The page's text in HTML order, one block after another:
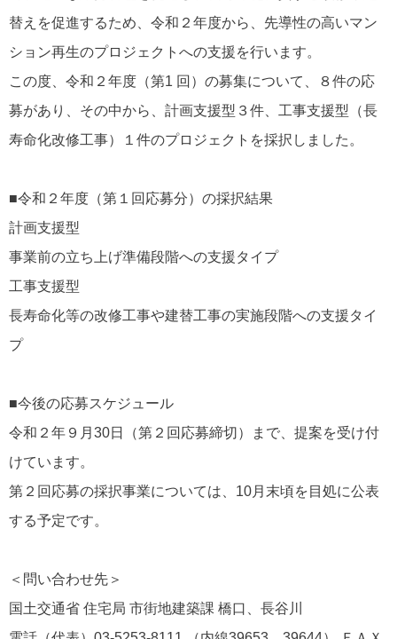
替えを促進するため、令和２年度から、先導性の高いマン
ション再生のプロジェクトへの支援を行います。
この度、令和２年度（第1 回）の募集について、８件の応
募があり、その中から、計画支援型３件、工事支援型（長
寿命化改修工事）１件のプロジェクトを採択しました。
■令和２年度（第１回応募分）の採択結果
計画支援型
事業前の立ち上げ準備段階への支援タイプ
工事支援型
長寿命化等の改修工事や建替工事の実施段階への支援タイ
プ
■今後の応募スケジュール
令和２年９月30日（第２回応募締切）まで、提案を受け付
けています。
第２回応募の採択事業については、10月末頃を目処に公表
する予定です。
＜問い合わせ先＞
国土交通省 住宅局 市街地建築課 橋口、長谷川